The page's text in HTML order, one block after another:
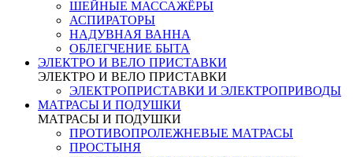
ШЕЙНЫЕ МАССАЖЁРЫ
АСПИРАТОРЫ
НАДУВНАЯ ВАННА
ОБЛЕГЧЕНИЕ БЫТА
ЭЛЕКТРО И ВЕЛО ПРИСТАВКИ
ЭЛЕКТРО И ВЕЛО ПРИСТАВКИ
ЭЛЕКТРОПРИСТАВКИ И ЭЛЕКТРОПРИВОДЫ
МАТРАСЫ И ПОДУШКИ
МАТРАСЫ И ПОДУШКИ
ПРОТИВОПРОЛЕЖНЕВЫЕ МАТРАСЫ
ПРОСТЫНЯ